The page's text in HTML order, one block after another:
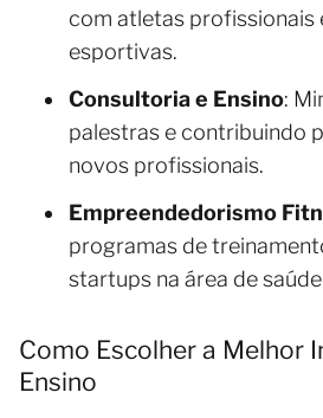
com atletas profissionais
esportivas.
Consultoria e Ensino:
palestras e contribuindo
novos profissionais.
Empreendedorismo
programas de
startups na área de
Como Escolher a Melhor
Ensino